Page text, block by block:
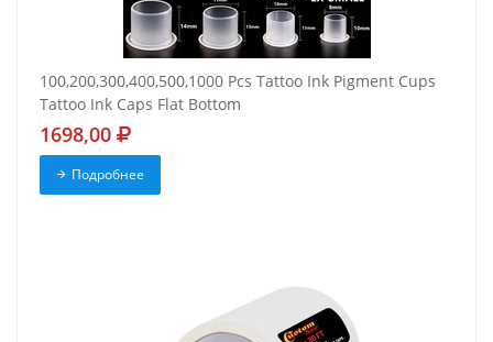
100,200,300,400,500,1000 Pcs Tattoo Ink Pigment Cups
Tattoo Ink Caps Flat Bottom
1698,00
Подробнее